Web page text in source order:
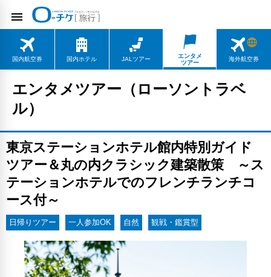
国内航空券 国内ホテル JALツアー
エンタメ
ツアー
海外航空券
エンタメツアー（ローソントラベ
ル）
東京ステーションホテル館内特別ガイド
ツアー＆丸の内クラシック建築散策 ～ス
テーションホテルでのフレンチランチコ
ース付～
日帰りツアー 一人参加OK 自然 観戦・鑑賞型